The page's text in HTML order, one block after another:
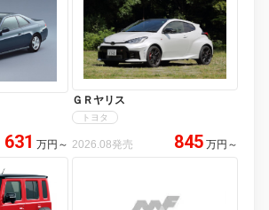
631 万円 ～
ＧＲヤリス
トヨタ
2026.08発売 845 万円 ～